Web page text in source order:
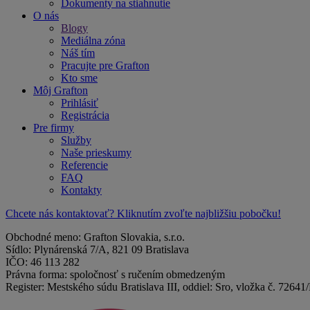
Dokumenty na stiahnutie
O nás
Blogy
Mediálna zóna
Náš tím
Pracujte pre Grafton
Kto sme
Môj Grafton
Prihlásiť
Registrácia
Pre firmy
Služby
Naše prieskumy
Referencie
FAQ
Kontakty
Chcete nás kontaktovať? Kliknutím zvoľte najbližšiu pobočku!
Obchodné meno: Grafton Slovakia, s.r.o.
Sídlo: Plynárenská 7/A, 821 09 Bratislava
IČO: 46 113 282
Právna forma: spoločnosť s ručením obmedzeným
Register: Mestského súdu Bratislava III, oddiel: Sro, vložka č.